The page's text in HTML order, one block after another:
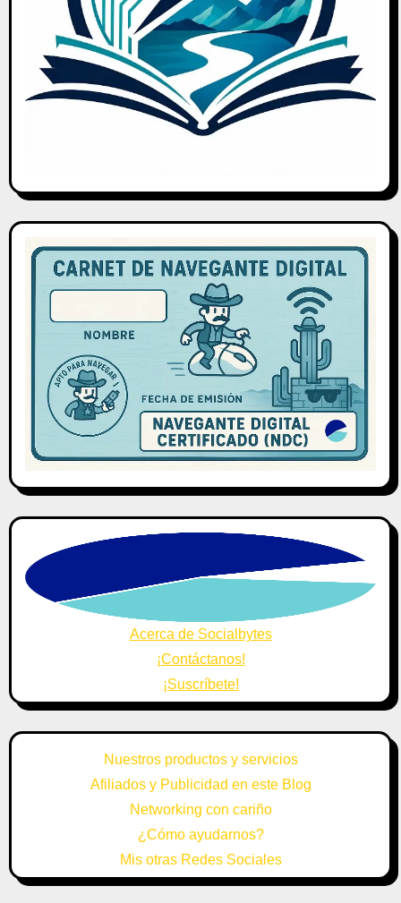
Acerca de Socialbytes
¡Contáctanos!
¡Suscríbete!
Nuestros productos y servicios
Afiliados y Publicidad en este Blog
Networking con cariño
¿Cómo ayudarnos?
Mis otras Redes Sociales